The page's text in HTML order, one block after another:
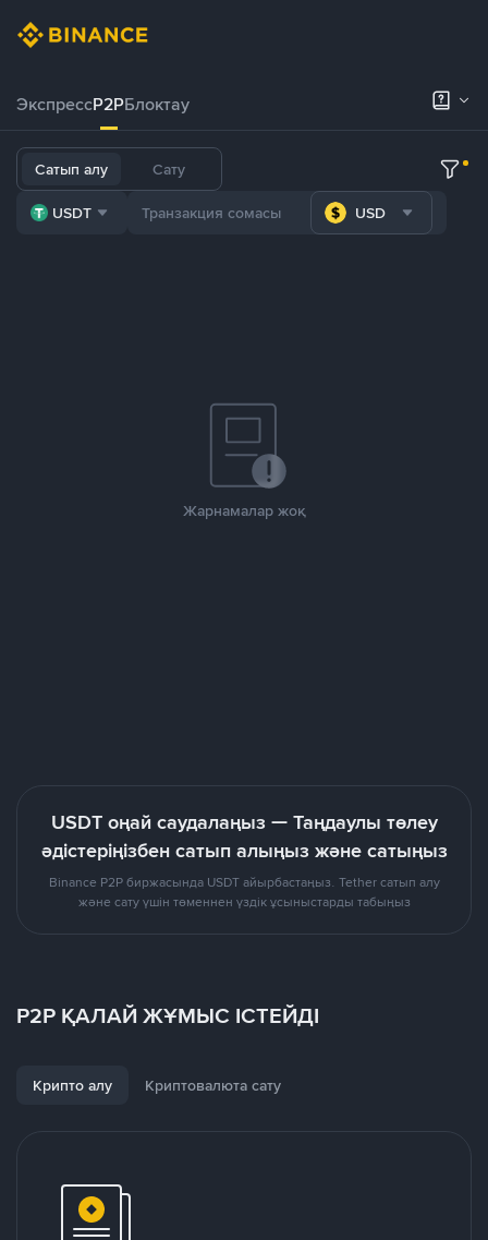
ЭкспрессP2PБлоктау
Сатып алу Сату
USDT USD
Жарнамалар жоқ
USDT оңай саудалаңыз — Таңдаулы төлеу
әдістеріңізбен сатып алыңыз және сатыңыз
Binance P2P биржасында USDT айырбастаңыз. Tether сатып алу
және сату үшін төменнен үздік ұсыныстарды табыңыз
P2P ҚАЛАЙ ЖҰМЫС ІСТЕЙДІ
Крипто алу Криптовалюта сату